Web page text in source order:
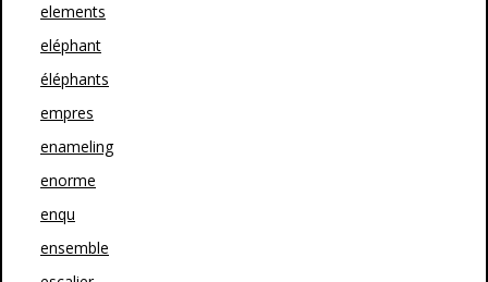
elements
eléphant
éléphants
empres
enameling
enorme
enqu
ensemble